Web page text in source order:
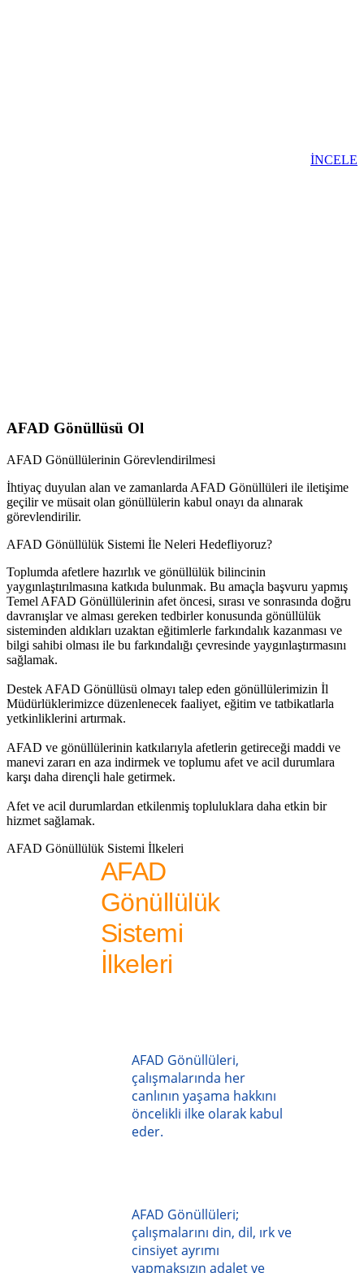
İNCELE
AFAD Gönüllüsü Ol
AFAD Gönüllülerinin Görevlendirilmesi
İhtiyaç duyulan alan ve zamanlarda AFAD Gönüllüleri ile iletişime
geçilir ve müsait olan gönüllülerin kabul onayı da alınarak
görevlendirilir.
AFAD Gönüllülük Sistemi İle Neleri Hedefliyoruz?
Toplumda afetlere hazırlık ve gönüllülük bilincinin
yaygınlaştırılmasına katkıda bulunmak. Bu amaçla başvuru yapmış
Temel AFAD Gönüllülerinin afet öncesi, sırası ve sonrasında doğru
davranışlar ve alması gereken tedbirler konusunda gönüllülük
sisteminden aldıkları uzaktan eğitimlerle farkındalık kazanması ve
bilgi sahibi olması ile bu farkındalığı çevresinde yaygınlaştırmasını
sağlamak.
Destek AFAD Gönüllüsü olmayı talep eden gönüllülerimizin İl
Müdürlüklerimizce düzenlenecek faaliyet, eğitim ve tatbikatlarla
yetkinliklerini artırmak.
AFAD ve gönüllülerinin katkılarıyla afetlerin getireceği maddi ve
manevi zararı en aza indirmek ve toplumu afet ve acil durumlara
karşı daha dirençli hale getirmek.
Afet ve acil durumlardan etkilenmiş topluluklara daha etkin bir
hizmet sağlamak.
AFAD Gönüllülük Sistemi İlkeleri
AFAD
Gönüllülük
Sistemi
İlkeleri
AFAD Gönüllüleri,
çalışmalarında her
canlının yaşama hakkını
öncelikli ilke olarak kabul
eder.
AFAD Gönüllüleri;
çalışmalarını din, dil, ırk ve
cinsiyet ayrımı
yapmaksızın adalet ve